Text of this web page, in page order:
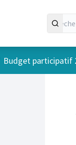
Budget participatif